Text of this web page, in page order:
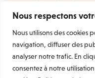
Nous respectons
Nous utilisons des cookies
navigation, diffuser des
analyser notre trafic. En
consentez à notre
Welcome Prints
la
d’art